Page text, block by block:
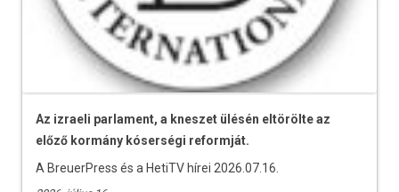
Az izraeli parlament, a kneszet ülésén eltörölte az
előző kormány kóserségi reformját.
A BreuerPress és a HetiTV hírei 2026.07.16.